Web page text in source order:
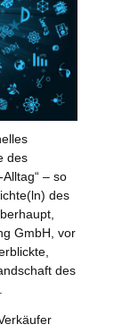
des
– so
des
GmbH, vor
des